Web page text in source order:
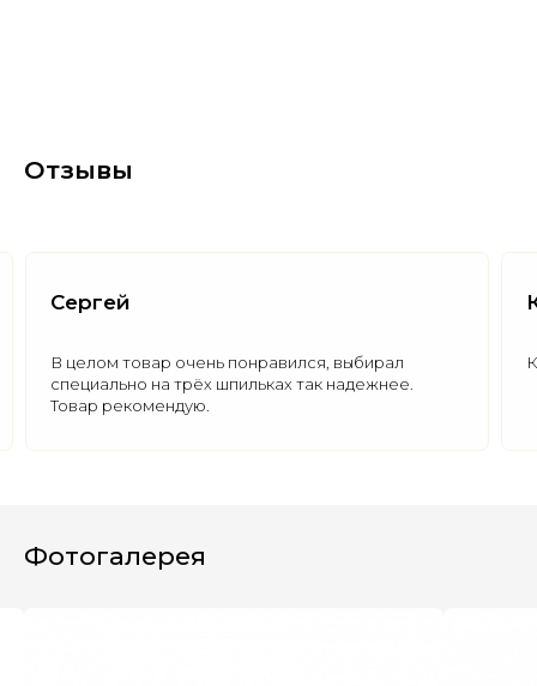
Отзывы
Сергей
В целом товар очень понравился, выбирал
специально на трёх шпильках так надежнее.
Товар рекомендую.
Фотогалерея
Полезные статьи